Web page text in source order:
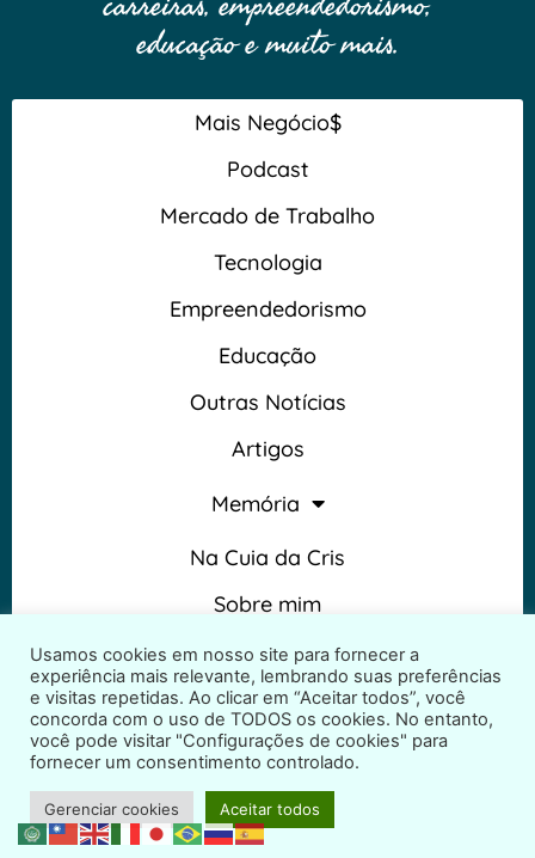
educação e muito mais.
Mais Negócio$
Podcast
Mercado de Trabalho
Tecnologia
Empreendedorismo
Educação
Outras Notícias
Artigos
Memória
Na Cuia da Cris
Sobre mim
Termos e Condições
2026 © Na Cuia da Cris – Todos os direitos reservados
Desenvolvido porProjetosWeb.co
Usamos cookies em nosso site para fornecer a
experiência mais relevante, lembrando suas preferências
e visitas repetidas. Ao clicar em “Aceitar todos”, você
concorda com o uso de TODOS os cookies. No entanto,
você pode visitar "Configurações de cookies" para
fornecer um consentimento controlado.
Gerenciar cookies Aceitar todos